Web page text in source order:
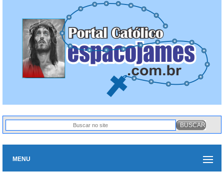
MENU